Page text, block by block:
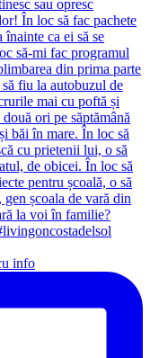
info